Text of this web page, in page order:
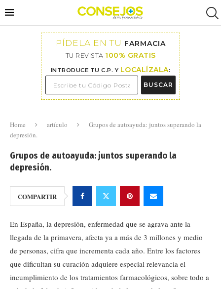
PÍDELA EN TU FARMACIA
TU REVISTA 100% GRATIS
INTRODUCE TU C.P. Y LOCALÍZALA:
BUSCAR
Home artículo
Grupos de autoayuda: juntos superando la
depresión.
Grupos de autoayuda: juntos superando la
depresión.
COMPARTIR
En España, la depresión, enfermedad que se agrava ante la
llegada de la primavera, afecta ya a más de 3 millones y medio
de personas, cifra que incrementa cada año. Entre los factores
que dificultan su curación adquiere especial relevancia el
incumplimiento de los tratamientos farmacológicos, sobre todo a